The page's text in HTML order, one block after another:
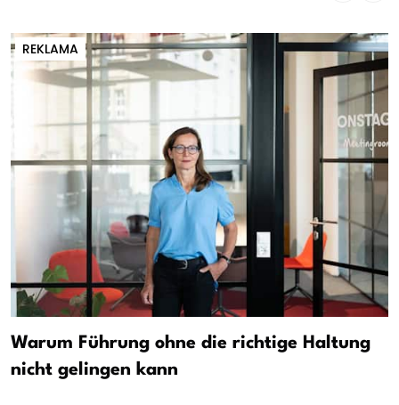
REKLAMA
Warum Führung ohne die richtige Haltung
nicht gelingen kann